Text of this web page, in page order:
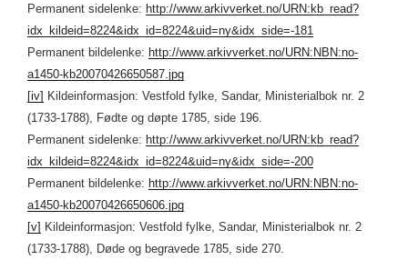
Permanent sidelenke: http://www.arkivverket.no/URN:kb_read?
idx_kildeid=8224&idx_id=8224&uid=ny&idx_side=-181
Permanent bildelenke: http://www.arkivverket.no/URN:NBN:no-
a1450-kb20070426650587.jpg
[iv] Kildeinformasjon: Vestfold fylke, Sandar, Ministerialbok nr. 2
(1733-1788), Fødte og døpte 1785, side 196.
Permanent sidelenke: http://www.arkivverket.no/URN:kb_read?
idx_kildeid=8224&idx_id=8224&uid=ny&idx_side=-200
Permanent bildelenke: http://www.arkivverket.no/URN:NBN:no-
a1450-kb20070426650606.jpg
[v] Kildeinformasjon: Vestfold fylke, Sandar, Ministerialbok nr. 2
(1733-1788), Døde og begravede 1785, side 270.